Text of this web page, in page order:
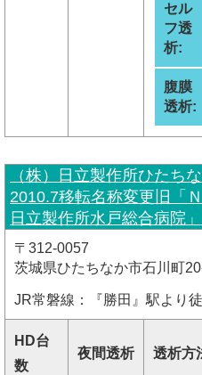
セル
フ透
析:
腹膜
透析:
（株）日立製作所ひたち
2010.7移転名称変更旧「
日立製作所水戸総合病院」
〒312-0057
茨城県ひたちなか市石川町
JR常磐線：『勝田』駅より徒
HD台
数
夜間透析 透析方